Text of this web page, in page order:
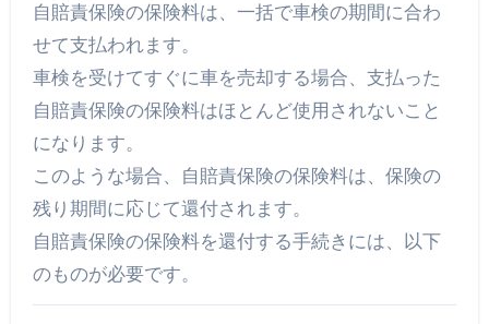
自賠責保険の保険料は、一括で車検の期間に合わ
せて支払われます。
車検を受けてすぐに車を売却する場合、支払った
自賠責保険の保険料はほとんど使用されないこと
になります。
このような場合、自賠責保険の保険料は、保険の
残り期間に応じて還付されます。
自賠責保険の保険料を還付する手続きには、以下
のものが必要です。